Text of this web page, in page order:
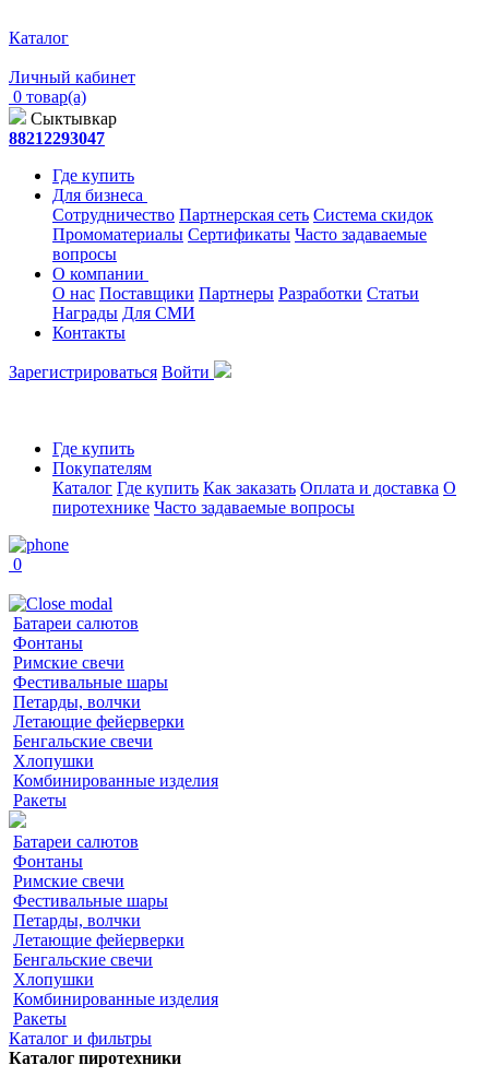
Каталог
Личный кабинет
0 товар(а)
Сыктывкар
88212293047
Где купить
Для бизнеса
Сотрудничество Партнерская сеть Система скидок
Промоматериалы Сертификаты Часто задаваемые
вопросы
О компании
О нас Поставщики Партнеры Разработки Статьи
Награды Для СМИ
Контакты
Зарегистрироваться Войти
Где купить
Покупателям
Каталог Где купить Как заказать Оплата и доставка О
пиротехнике Часто задаваемые вопросы
0
Батареи салютов
Фонтаны
Римские свечи
Фестивальные шары
Петарды, волчки
Летающие фейерверки
Бенгальские свечи
Хлопушки
Комбинированные изделия
Ракеты
Батареи салютов
Фонтаны
Римские свечи
Фестивальные шары
Петарды, волчки
Летающие фейерверки
Бенгальские свечи
Хлопушки
Комбинированные изделия
Ракеты
Каталог и фильтры
Каталог пиротехники